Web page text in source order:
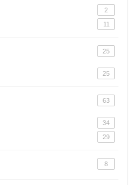
2
11
25
25
63
34
29
8